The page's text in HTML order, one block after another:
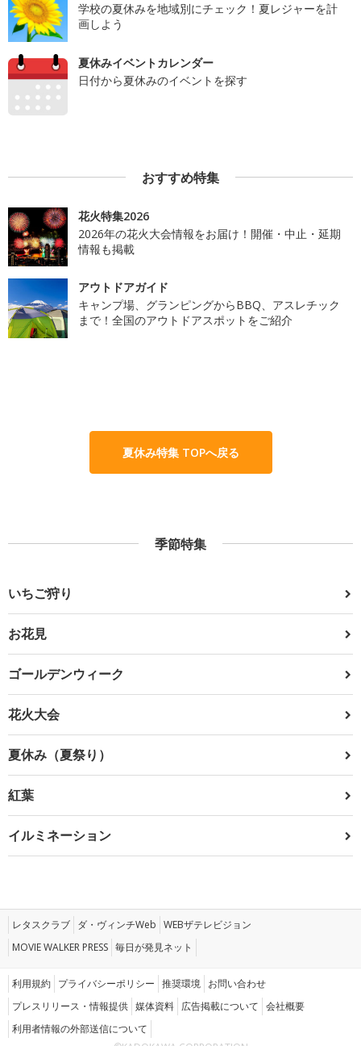
学校の夏休みを地域別にチェック！夏レジャーを計
画しよう
夏休みイベントカレンダー
日付から夏休みのイベントを探す
おすすめ特集
花火特集2026
2026年の花火大会情報をお届け！開催・中止・延期
情報も掲載
アウトドアガイド
キャンプ場、グランピングからBBQ、アスレチック
まで！全国のアウトドアスポットをご紹介
夏休み特集 TOPへ戻る
季節特集
いちご狩り
お花見
ゴールデンウィーク
花火大会
夏休み（夏祭り）
紅葉
イルミネーション
レタスクラブ ダ・ヴィンチWeb WEBザテレビジョン
MOVIE WALKER PRESS 毎日が発見ネット
利用規約 プライバシーポリシー 推奨環境 お問い合わせ
プレスリリース・情報提供 媒体資料 広告掲載について 会社概要
利用者情報の外部送信について